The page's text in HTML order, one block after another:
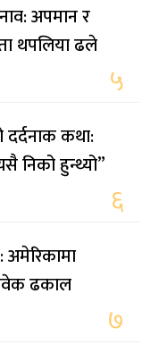
अपमान र
थपलिया ढले
५
कथा:
निको हुन्थ्यो”
६
ढकाल
७